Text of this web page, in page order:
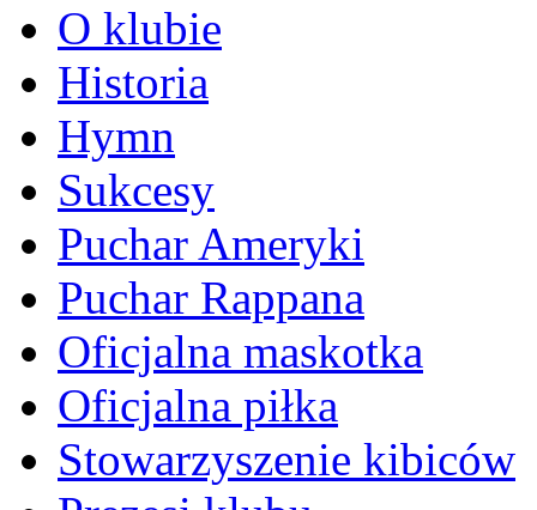
O klubie
Historia
Hymn
Sukcesy
Puchar Ameryki
Puchar Rappana
Oficjalna maskotka
Oficjalna piłka
Stowarzyszenie kibiców